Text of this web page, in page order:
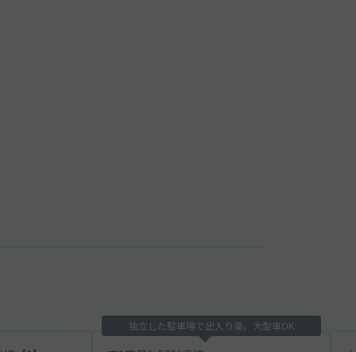
独立した駐車場で出入り楽。大型車OK